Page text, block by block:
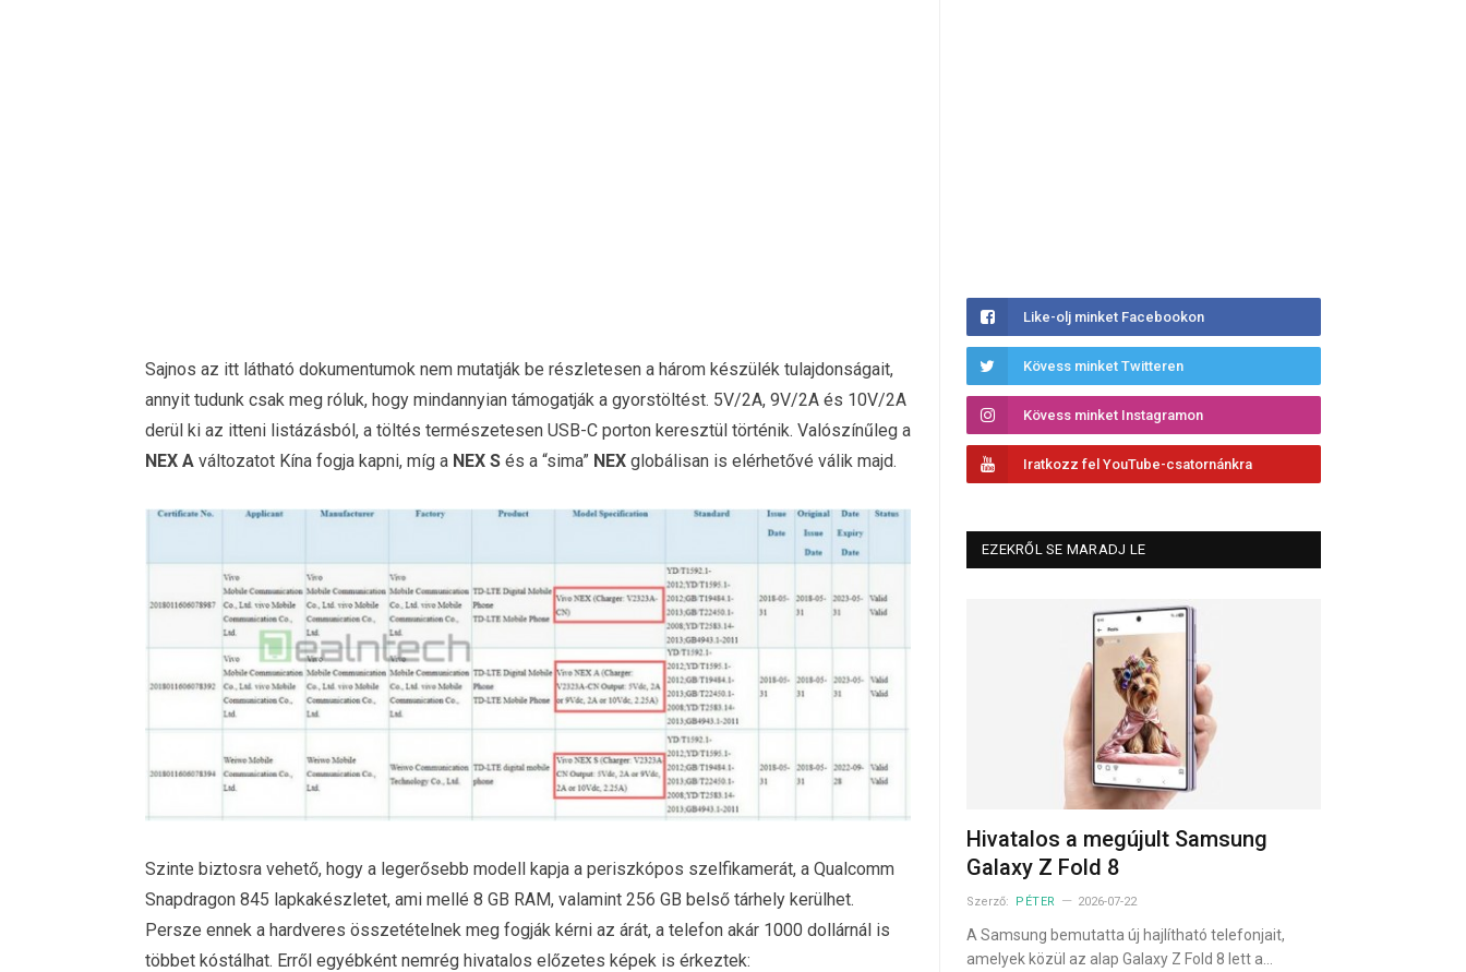
Sajnos az itt látható dokumentumok nem mutatják be részletesen a három készülék tulajdonságait,
annyit tudunk csak meg róluk, hogy mindannyian támogatják a gyorstöltést. 5V/2A, 9V/2A és 10V/2A
derül ki az itteni listázásból, a töltés természetesen USB-C porton keresztül történik. Valószínűleg a
NEX A változatot Kína fogja kapni, míg a NEX S és a “sima” NEX globálisan is elérhetővé válik majd.
Szinte biztosra vehető, hogy a legerősebb modell kapja a periszkópos szelfikamerát, a Qualcomm
Snapdragon 845 lapkakészletet, ami mellé 8 GB RAM, valamint 256 GB belső tárhely kerülhet.
Persze ennek a hardveres összetételnek meg fogják kérni az árát, a telefon akár 1000 dollárnál is
többet kóstálhat. Erről egyébként nemrég hivatalos előzetes képek is érkeztek:
Like-olj minket Facebookon
Kövess minket Twitteren
Kövess minket Instagramon
Iratkozz fel YouTube-csatornánkra
EZEKRŐL SE MARADJ LE
Hivatalos a megújult Samsung
Galaxy Z Fold 8
Szerző: PÉTER 2026-07-22
A Samsung bemutatta új hajlítható telefonjait,
amelyek közül az alap Galaxy Z Fold 8 lett a…